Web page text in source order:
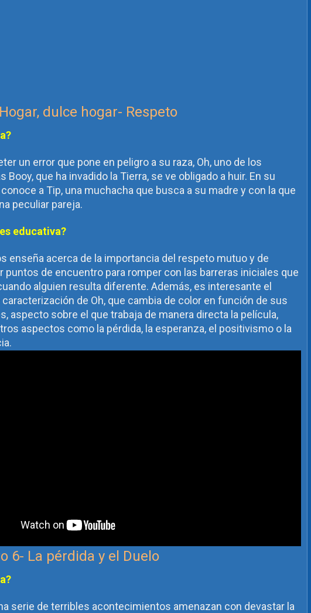
dulce hogar- Respeto
un error que pone en peligro a su raza, Oh, uno de los
Booy, que ha invadido la Tierra, se ve obligado a huir. En su
a Tip, una muchacha que busca a su madre y con la que
peculiar pareja.
educativa?
enseña acerca de la importancia del respeto mutuo y de
puntos de encuentro para romper con las barreras iniciales que
alguien resulta diferente. Además, es interesante el
de Oh, que cambia de color en función de sus
aspecto sobre el que trabaja de manera directa la película,
aspectos como la pérdida, la esperanza, el positivismo o la
6- La pérdida y el Duelo
serie de terribles acontecimientos amenazan con devastar la